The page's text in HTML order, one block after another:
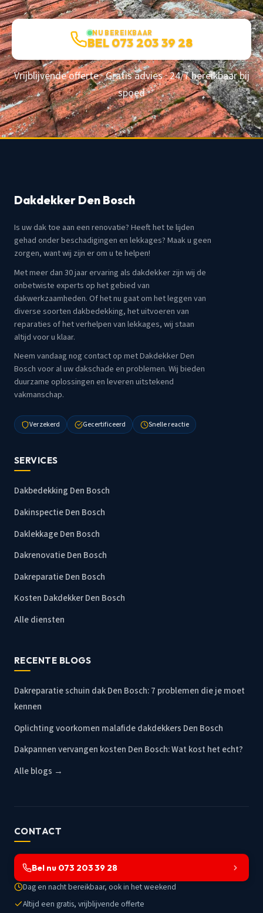
NU BEREIKBAAR
BEL 073 203 39 28
Vrijblijvende offerte · Gratis advies · 24/7 bereikbaar bij
spoed
Dakdekker Den Bosch
Is uw dak toe aan een renovatie? Heeft het te lijden
gehad onder beschadigingen en lekkages? Maak u geen
zorgen, want wij zijn er om u te helpen!
Met meer dan 30 jaar ervaring als dakdekker zijn wij de
onbetwiste experts op het gebied van
dakwerkzaamheden. Of het nu gaat om het leggen van
diverse soorten dakbedekking, het uitvoeren van
reparaties of het verhelpen van lekkages, wij staan
altijd voor u klaar.
Neem vandaag nog contact op met Dakdekker Den
Bosch voor al uw dakschade en problemen. Wij bieden
duurzame oplossingen en leveren uitstekend
vakmanschap.
Verzekerd Gecertificeerd Snelle reactie
SERVICES
Dakbedekking Den Bosch
Dakinspectie Den Bosch
Daklekkage Den Bosch
Dakrenovatie Den Bosch
Dakreparatie Den Bosch
Kosten Dakdekker Den Bosch
Alle diensten
RECENTE BLOGS
Dakreparatie schuin dak Den Bosch: 7 problemen die je moet
kennen
Oplichting voorkomen malafide dakdekkers Den Bosch
Dakpannen vervangen kosten Den Bosch: Wat kost het echt?
Alle blogs →
CONTACT
Bel nu 073 203 39 28
Dag en nacht bereikbaar, ook in het weekend
Altijd een gratis, vrijblijvende offerte